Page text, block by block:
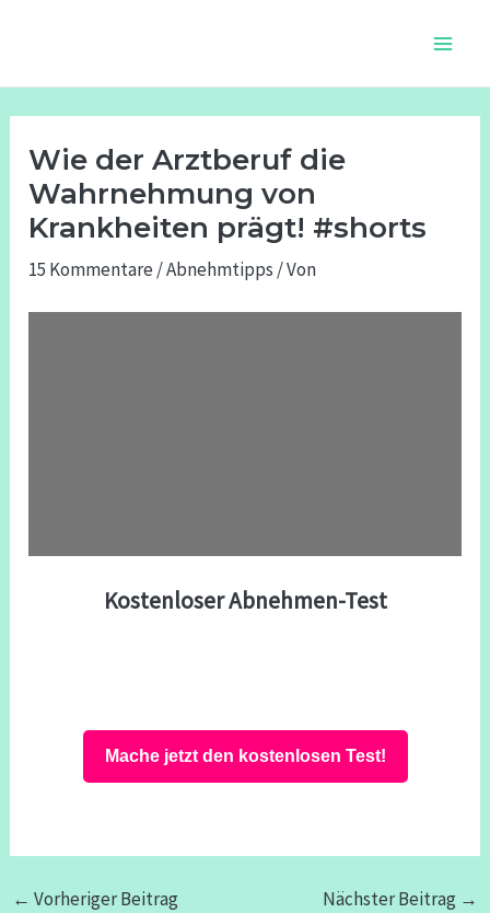
Wie der Arztberuf die
Wahrnehmung von
Krankheiten prägt! #shorts
15 Kommentare /Abnehmtipps / Von
Kostenloser Abnehmen-Test
Mache jetzt den kostenlosen Test!
← Vorheriger Beitrag Nächster Beitrag →